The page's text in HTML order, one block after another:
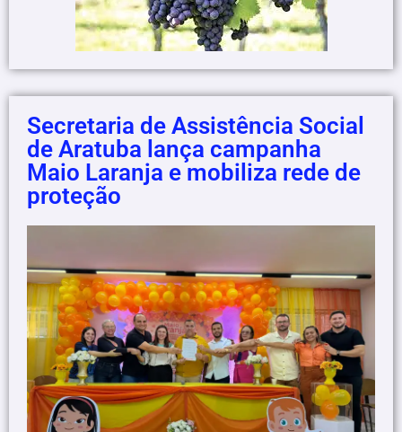
Secretaria de Assistência Social
de Aratuba lança campanha
Maio Laranja e mobiliza rede de
proteção